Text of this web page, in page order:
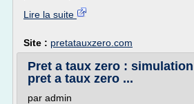
Lire la suite
Site : pretatauxzero.com
Pret a taux zero :
pret a taux zero ...
par admin